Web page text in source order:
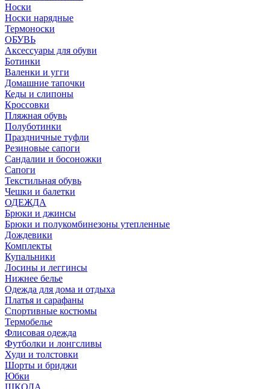
Носки
Носки нарядные
Термоноски
ОБУВЬ
Аксессуары для обуви
Ботинки
Валенки и угги
Домашние тапочки
Кеды и слипоны
Кроссовки
Пляжная обувь
Полуботинки
Праздничные туфли
Резиновые сапоги
Сандалии и босоножки
Сапоги
Текстильная обувь
Чешки и балетки
ОДЕЖДА
Брюки и джинсы
Брюки и полукомбинезоны утепленные
Дождевики
Комплекты
Купальники
Лосины и леггинсы
Нижнее белье
Одежда для дома и отдыха
Платья и сарафаны
Спортивные костюмы
Термобелье
Флисовая одежда
Футболки и лонгсливы
Худи и толстовки
Шорты и бриджи
Юбки
ШКОЛА